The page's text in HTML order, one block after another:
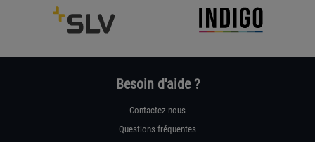
Besoin d'aide ?
Contactez-nous
Questions fréquentes